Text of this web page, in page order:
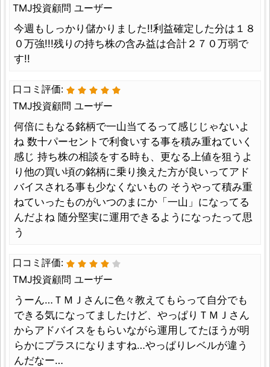
TMJ投資顧問 ユーザー
今週もしっかり儲かりました!!利益確定した分は１８
０万強!!!残りの持ち株の含み益は合計２７０万弱で
す!!
口コミ評価:
TMJ投資顧問 ユーザー
何倍にもなる銘柄で一山当てるって感じじゃないよ
ね 数十パーセントで利食いする事を積み重ねていく
感じ 持ち株の相談をする時も、更なる上値を狙うよ
り他の買い頃の銘柄に乗り換えた方が良いってアド
バイスされる事も少なくないもの そうやって積み重
ねていったものがいつのまにか「一山」になってる
んだよね 随分堅実に運用できるようになったって思
う
口コミ評価:
TMJ投資顧問 ユーザー
うーん…ＴＭＪさんに色々教えてもらって自分でも
できる気になってましたけど、やっぱりＴＭＪさん
からアドバイスをもらいながら運用してたほうが明
らかにプラスになりますね…やっぱりレベルが違う
んだなー…